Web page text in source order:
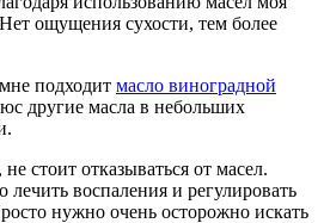
ощущения сухости, тем более
подходит масло виноградной
другие масла в небольших
стоит отказываться от масел.
воспаления и регулировать
нужно очень осторожно искать